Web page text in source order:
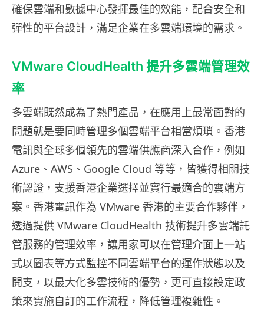
確保雲端和數據中心發揮最佳的效能，配合安全和
彈性的平台設計，滿足企業在多雲端環境的需求。
VMware CloudHealth 提升多雲端管理效
率
多雲端既然成為了熱門產品，在應用上最常面對的
問題就是要同時管理多個雲端平台相當煩瑣。香港
電訊與全球多個領先的雲端供應商深入合作，例如
Azure、AWS、Google Cloud 等等，皆獲得相關技
術認證，支援香港企業選擇並實行最適合的雲端方
案。香港電訊作為 VMware 香港的主要合作夥伴，
透過提供 VMware CloudHealth 技術提升多雲端託
管服務的管理效率，讓用家可以在管理介面上一站
式以圖表等方式監控不同雲端平台的運作狀態以及
開支，以最大化多雲技術的優勢，更可直接設定政
策來實施自訂的工作流程，降低管理複雜性。